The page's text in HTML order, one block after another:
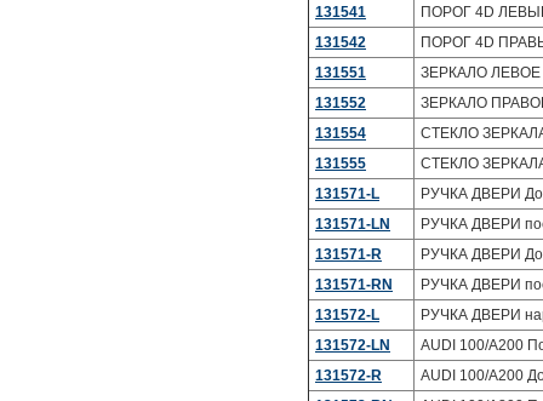
131541
ПОРОГ 4D
131542
ПОРОГ 4D
131551
ЗЕРКАЛО ЛЕВОЕ
131552
ЗЕРКАЛО
131554
СТЕКЛО
131555
СТЕКЛО
131571-L
РУЧКА ДВЕРИ До
131571-LN
РУЧКА ДВЕРИ
131571-R
РУЧКА ДВЕРИ До
131571-RN
РУЧКА ДВЕРИ
131572-L
РУЧКА ДВЕРИ
131572-LN
AUDI 100/A200
131572-R
AUDI 100/A200